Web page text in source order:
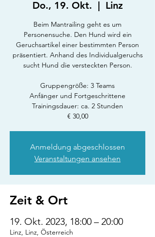
Do., 19. Okt.
  |
Linz
Beim Mantrailing geht es um
Personensuche. Den Hund wird ein
Geruchsartikel einer bestimmten Person
präsentiert. Anhand des Individualgeruchs
sucht Hund die versteckten Person.
Gruppengröße: 3 Teams
Anfänger und Fortgeschrittene
Trainingsdauer: ca. 2 Stunden
€ 30,00
Anmeldung abgeschlossen
Veranstaltungen ansehen
Zeit & Ort
19. Okt. 2023, 18:00 – 20:00
Linz, Linz, Österreich